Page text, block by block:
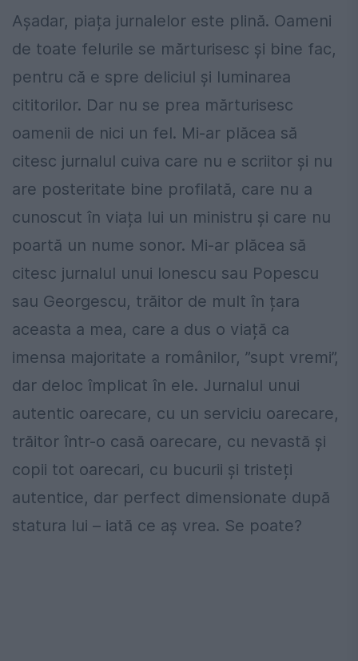
Așadar, piața jurnalelor este plină. Oameni
de toate felurile se mărturisesc și bine fac,
pentru că e spre deliciul și luminarea
cititorilor. Dar nu se prea mărturisesc
oamenii de nici un fel. Mi-ar plăcea să
citesc jurnalul cuiva care nu e scriitor și nu
are posteritate bine profilată, care nu a
cunoscut în viața lui un ministru și care nu
poartă un nume sonor. Mi-ar plăcea să
citesc jurnalul unui Ionescu sau Popescu
sau Georgescu, trăitor de mult în țara
aceasta a mea, care a dus o viață ca
imensa majoritate a românilor, ”supt vremi”,
dar deloc împlicat în ele. Jurnalul unui
autentic oarecare, cu un serviciu oarecare,
trăitor într-o casă oarecare, cu nevastă și
copii tot oarecari, cu bucurii și tristeți
autentice, dar perfect dimensionate după
statura lui – iată ce aș vrea. Se poate?